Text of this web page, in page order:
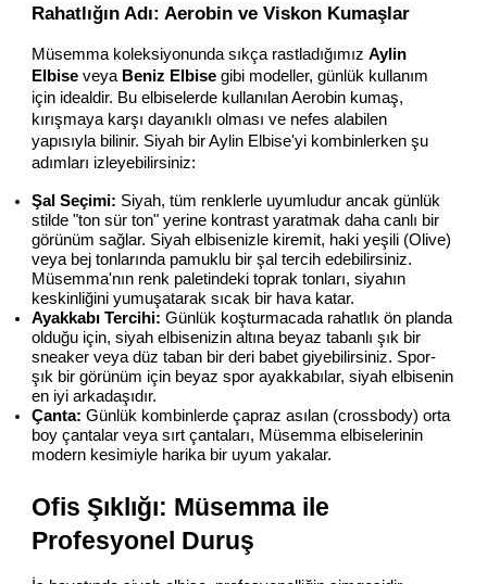
Rahatlığın Adı: Aerobin ve Viskon Kumaşlar
Müsemma koleksiyonunda sıkça rastladığımız Aylin
Elbise veya Beniz Elbise gibi modeller, günlük kullanım
için idealdir. Bu elbiselerde kullanılan Aerobin kumaş,
kırışmaya karşı dayanıklı olması ve nefes alabilen
yapısıyla bilinir. Siyah bir Aylin Elbise'yi kombinlerken şu
adımları izleyebilirsiniz:
Şal Seçimi: Siyah, tüm renklerle uyumludur ancak günlük
stilde "ton sür ton" yerine kontrast yaratmak daha canlı bir
görünüm sağlar. Siyah elbisenizle kiremit, haki yeşili (Olive)
veya bej tonlarında pamuklu bir şal tercih edebilirsiniz.
Müsemma'nın renk paletindeki toprak tonları, siyahın
keskinliğini yumuşatarak sıcak bir hava katar.
Ayakkabı Tercihi: Günlük koşturmacada rahatlık ön planda
olduğu için, siyah elbisenizin altına beyaz tabanlı şık bir
sneaker veya düz taban bir deri babet giyebilirsiniz. Spor-
şık bir görünüm için beyaz spor ayakkabılar, siyah elbisenin
en iyi arkadaşıdır.
Çanta: Günlük kombinlerde çapraz asılan (crossbody) orta
boy çantalar veya sırt çantaları, Müsemma elbiselerinin
modern kesimiyle harika bir uyum yakalar.
Ofis Şıklığı: Müsemma ile
Profesyonel Duruş